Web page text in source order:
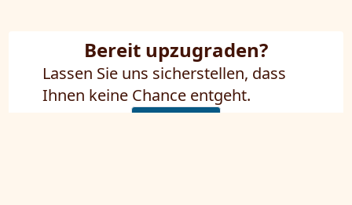
Bereit upzugraden?
Lassen Sie uns sicherstellen, dass
Ihnen keine Chance entgeht.